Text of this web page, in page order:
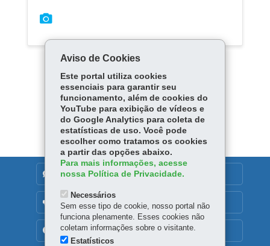
Carregar mais
DENUNCIE CORRUPÇÃO
OUVIDORIA
TRANSPARÊNCIA INSTITUCIONAL
Aviso de Cookies
Este portal utiliza cookies
essenciais para garantir seu
funcionamento, além de cookies do
YouTube para exibição de vídeos e
do Google Analytics para coleta de
estatísticas de uso. Você pode
escolher como tratamos os cookies
a partir das opções abaixo.
Para mais informações, acesse
nossa Política de Privacidade.
Necessários
Sem esse tipo de cookie, nosso portal não
funciona plenamente. Esses cookies não
coletam informações sobre o visitante.
Estatísticos